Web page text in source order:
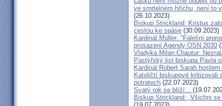
ve smrtelném hříchu, není to
(26.10.2023)
Biskup Strickland: Kristus
cestou ke spáse (30.09.2023)
Kardinál Müller: "Falešní
prosazení Agendy OSN 2030
Vladyka Milan Chautur:
Pastýřský list biskupa Pavla
Kardinál Robert Sarah
Katoličtí biskupové kritizovali
potratech (22.07.2023)
Svatý rok se blíží...
Biskup Strickland: „Všichni